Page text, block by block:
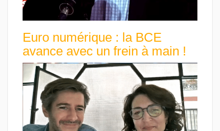
Euro numérique : la BCE
avance avec un frein à main !